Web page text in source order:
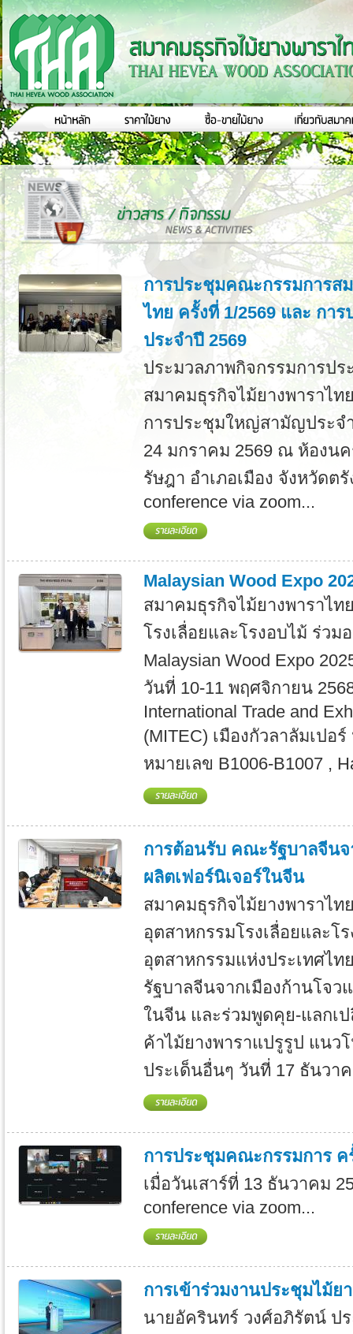
การประชุมคณะกรรมการส
ไทย ครั้งที่ 1/2569 และ กา
ประจำปี 2569
ประมวลภาพกิจกรรมการป
สมาคมธุรกิจไม้ยางพาราไท
การประชุมใหญ่สามัญประจ
24 มกราคม 2569 ณ ห้องน
รัษฎา อำเภอเมือง จังหวัดต
conference via zoom...
Malaysian Wood Expo
สมาคมธุรกิจไม้ยางพาราไ
โรงเลื่อยและโรงอบไม้ ร่วม
Malaysian Wood Expo
วันที่ 10-11 พฤศจิกายน
International Trade and
(MITEC) เมืองกัวลาลัมเปอ
หมายเลข B1006-B1007 ,
การต้อนรับ คณะรัฐบาลจีนจ
ผลิตเฟอร์นิเจอร์ในจีน
สมาคมธุรกิจไม้ยางพาราไท
อุตสาหกรรมโรงเลื่อยและโ
อุตสาหกรรมแห่งประเทศไ
รัฐบาลจีนจากเมืองก้านโจว
ในจีน และร่วมพูดคุย-แลกเ
ค้าไม้ยางพาราแปรูรูป แนว
ประเด็นอื่นๆ วันที่ 17 ธันวา
การประชุมคณะกรรมการ ค
เมื่อวันเสาร์ที่ 13 ธันวาคม
conference via zoom...
การเข้าร่วมงานประชุมไม้ย
นายอัครินทร์ วงศ์อภิรัตน์ ป